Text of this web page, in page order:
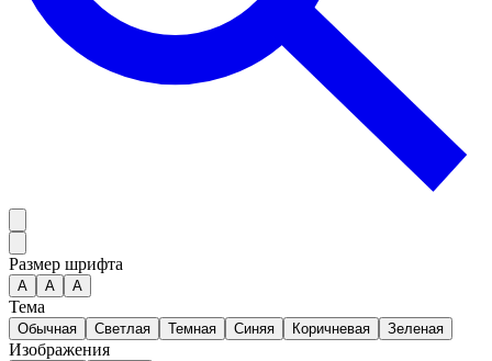
Размер шрифта
А A A
Тема
Обычная Светлая Темная Синяя Коричневая Зеленая
Изображения